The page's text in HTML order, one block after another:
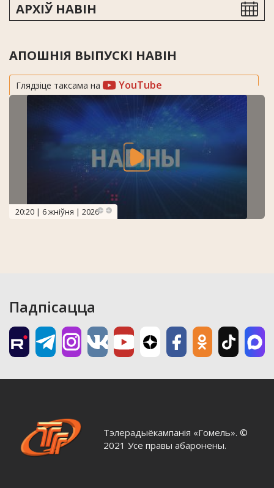
АРХІЎ НАВІН
АПОШНІЯ ВЫПУСКІ НАВІН
Глядзіце таксама на YouTube
20:20 | 6 жніўня | 2026
Падпісацца
Тэлерадыёкампанія «Гомель». ©
2021 Усе правы абаронены.